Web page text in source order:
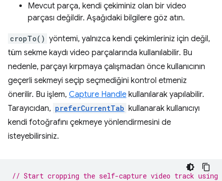
Mevcut parça, kendi çekiminiz olan bir video
parçası değildir. Aşağıdaki bilgilere göz atın.
cropTo() yöntemi, yalnızca kendi çekimleriniz için değil,
tüm sekme kaydı video parçalarında kullanılabilir. Bu
nedenle, parçayı kırpmaya çalışmadan önce kullanıcının
geçerli sekmeyi seçip seçmediğini kontrol etmeniz
önerilir. Bu işlem, Capture Handle kullanılarak yapılabilir.
Tarayıcıdan, preferCurrentTab kullanarak kullanıcıyı
kendi fotoğrafını çekmeye yönlendirmesini de
isteyebilirsiniz.
// Start cropping the self-capture video track using